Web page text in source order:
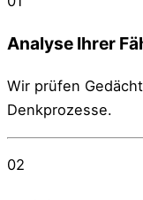
Analyse Ihrer
Wir prüfen
Denkprozesse.
02